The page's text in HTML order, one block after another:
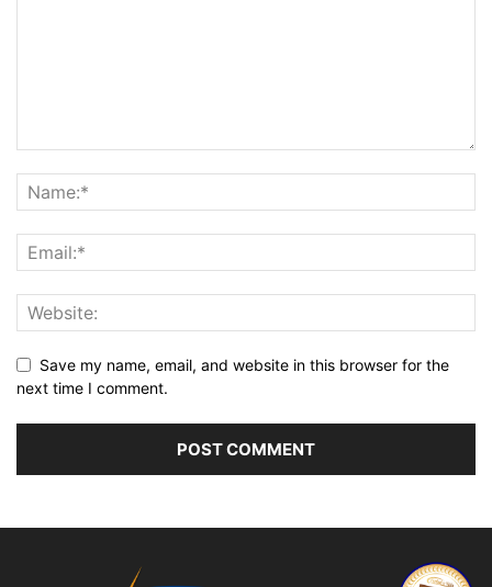
Save my name, email, and website in this browser for the
next time I comment.